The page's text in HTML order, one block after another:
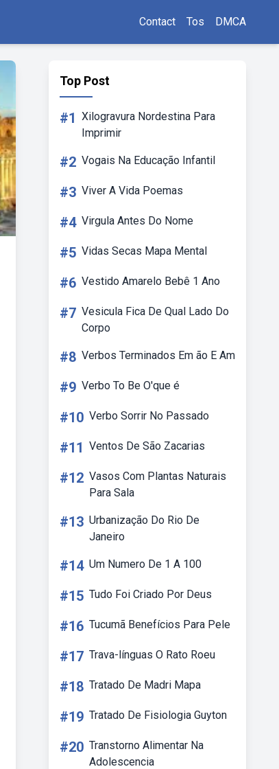
Contact Tos DMCA
Top Post
#1 Xilogravura Nordestina Para
Imprimir
#2 Vogais Na Educação Infantil
#3 Viver A Vida Poemas
#4 Virgula Antes Do Nome
#5 Vidas Secas Mapa Mental
#6 Vestido Amarelo Bebê 1 Ano
#7 Vesicula Fica De Qual Lado Do
Corpo
#8 Verbos Terminados Em ão E Am
#9 Verbo To Be O'que é
#10 Verbo Sorrir No Passado
#11 Ventos De São Zacarias
#12 Vasos Com Plantas Naturais
Para Sala
#13 Urbanização Do Rio De
Janeiro
#14 Um Numero De 1 A 100
#15 Tudo Foi Criado Por Deus
#16 Tucumã Benefícios Para Pele
#17 Trava-línguas O Rato Roeu
#18 Tratado De Madri Mapa
#19 Tratado De Fisiologia Guyton
#20 Transtorno Alimentar Na
Adolescencia